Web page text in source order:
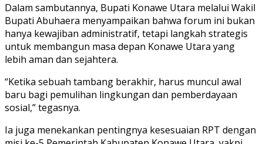
Dalam sambutannya, Bupati Konawe Utara melalui Wakil
Bupati Abuhaera menyampaikan bahwa forum ini bukan
hanya kewajiban administratif, tetapi langkah strategis
untuk membangun masa depan Konawe Utara yang
lebih aman dan sejahtera.
“Ketika sebuah tambang berakhir, harus muncul awal
baru bagi pemulihan lingkungan dan pemberdayaan
sosial,” tegasnya.
Ia juga menekankan pentingnya kesesuaian RPT dengan